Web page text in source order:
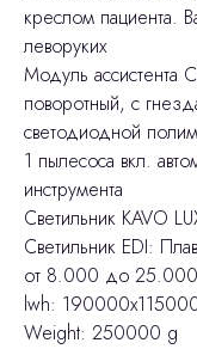
креслом пациента.
леворуких
Модуль ассистента
поворотный, с
светодиодной
1 пылесоса вкл.
инструмента
Светильник KAVO
Светильник EDI:
от 8.000 до
lwh:
Weight: 250000 g